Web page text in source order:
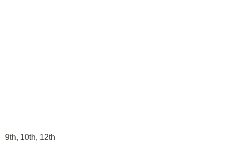
9th, 10th, 12th